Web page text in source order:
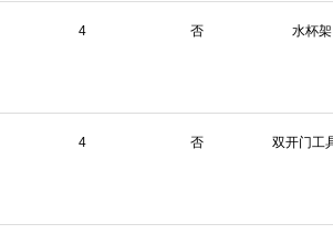
4 否 水杯架
4 否 双开门工